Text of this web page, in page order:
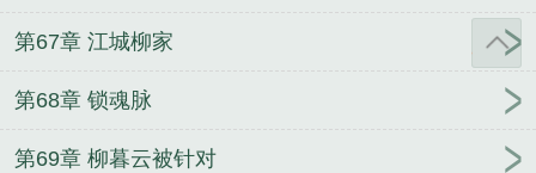
第67章 江城柳家
第68章 锁魂脉
第69章 柳暮云被针对